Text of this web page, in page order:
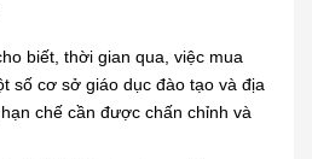
biết, thời gian qua, việc mua
số cơ sở giáo dục đào tạo và địa
chế cần được chấn chỉnh và